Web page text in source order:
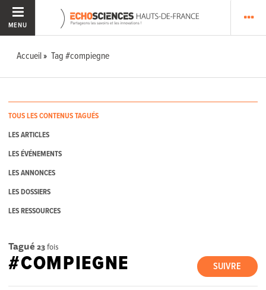
MENU
Accueil Tag #compiegne
TOUS LES CONTENUS TAGUÉS
LES ARTICLES
LES ÉVÉNEMENTS
LES ANNONCES
LES DOSSIERS
LES RESSOURCES
Tagué 23fois
SUIVRE
#COMPIEGNE